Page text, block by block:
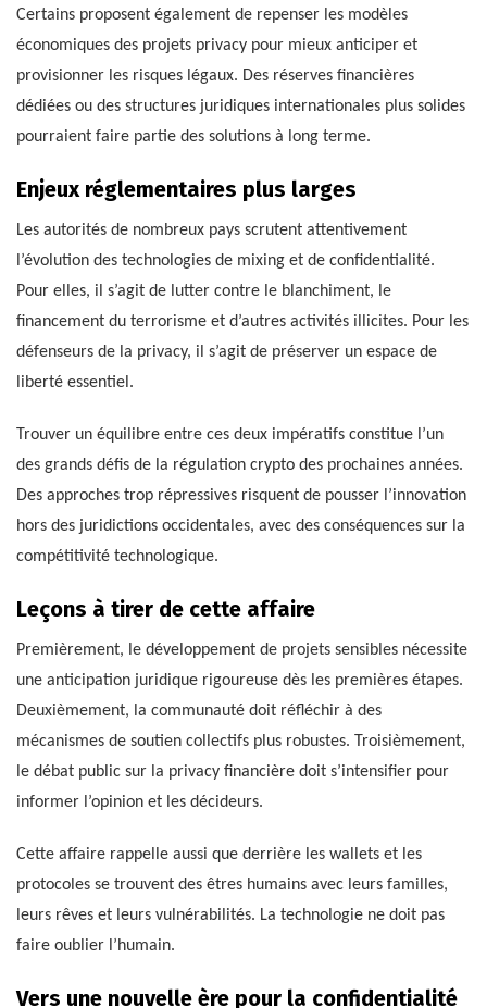
Certains proposent également de repenser les modèles
économiques des projets privacy pour mieux anticiper et
provisionner les risques légaux. Des réserves financières
dédiées ou des structures juridiques internationales plus solides
pourraient faire partie des solutions à long terme.
Enjeux réglementaires plus larges
Les autorités de nombreux pays scrutent attentivement
l’évolution des technologies de mixing et de confidentialité.
Pour elles, il s’agit de lutter contre le blanchiment, le
financement du terrorisme et d’autres activités illicites. Pour les
défenseurs de la privacy, il s’agit de préserver un espace de
liberté essentiel.
Trouver un équilibre entre ces deux impératifs constitue l’un
des grands défis de la régulation crypto des prochaines années.
Des approches trop répressives risquent de pousser l’innovation
hors des juridictions occidentales, avec des conséquences sur la
compétitivité technologique.
Leçons à tirer de cette affaire
Premièrement, le développement de projets sensibles nécessite
une anticipation juridique rigoureuse dès les premières étapes.
Deuxièmement, la communauté doit réfléchir à des
mécanismes de soutien collectifs plus robustes. Troisièmement,
le débat public sur la privacy financière doit s’intensifier pour
informer l’opinion et les décideurs.
Cette affaire rappelle aussi que derrière les wallets et les
protocoles se trouvent des êtres humains avec leurs familles,
leurs rêves et leurs vulnérabilités. La technologie ne doit pas
faire oublier l’humain.
Vers une nouvelle ère pour la confidentialité